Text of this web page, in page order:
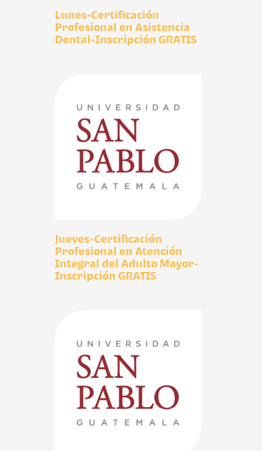
Lunes-Certificación
Profesional en Asistencia
Dental-Inscripción GRATIS
Jueves-Certificación
Profesional en Atención
Integral del Adulto Mayor-
Inscripción GRATIS